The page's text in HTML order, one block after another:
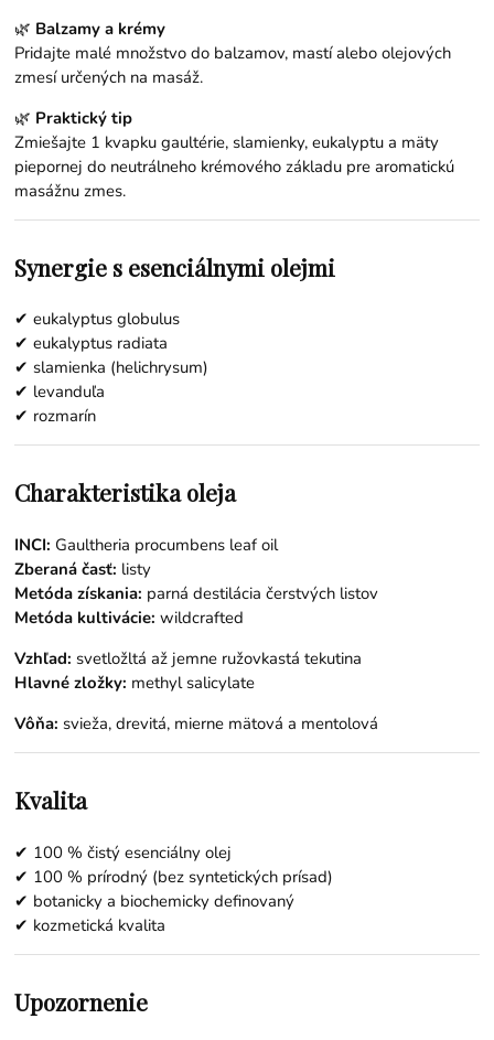
🌿 Balzamy a krémy
Pridajte malé množstvo do balzamov, mastí alebo olejových
zmesí určených na masáž.
🌿 Praktický tip
Zmiešajte 1 kvapkugaultérie, slamienky,eukalyptu a mäty
piepornej do neutrálneho krémového základu pre aromatickú
masážnu zmes.
Synergie s esenciálnymi olejmi
✔eukalyptus globulus
✔eukalyptus radiata
✔ slamienka (helichrysum)
✔ levanduľa
✔ rozmarín
Charakteristika oleja
INCI: Gaultheria procumbens leaf oil
Zberaná časť: listy
Metóda získania: parná destilácia čerstvých listov
Metóda kultivácie: wildcrafted
Vzhľad: svetložltá až jemne ružovkastá tekutina
Hlavné zložky: methyl salicylate
Vôňa: svieža, drevitá, mierne mätová a mentolová
Kvalita
✔ 100 % čistý esenciálny olej
✔ 100 % prírodný (bez syntetických prísad)
✔ botanicky a biochemicky definovaný
✔ kozmetická kvalita
Upozornenie